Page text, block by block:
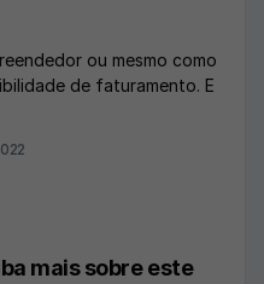
ou mesmo como
de faturamento. E
mais sobre este